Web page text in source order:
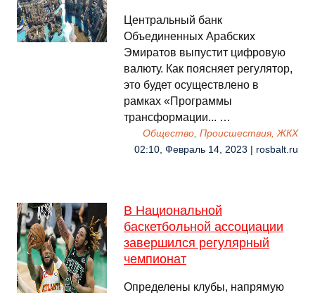
Центральный банк
Объединенных Арабских
Эмиратов выпустит цифровую
валюту. Как поясняет регулятор,
это будет осуществлено в
рамках «Программы
трансформации... …
Общество, Происшествия, ЖКХ
02:10, Февраль 14, 2023 | rosbalt.ru
В Национальной
баскетбольной ассоциации
завершился регулярный
чемпионат
Определены клубы, напрямую